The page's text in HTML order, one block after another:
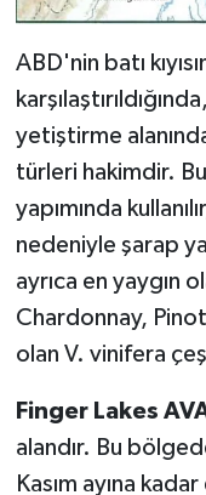
ABD'nin batı
yetiştirme
türleri hakimdir.
yapımında
nedeniyle şarap
ayrıca en yaygın
Chardonnay,
olan V. vinifera
Finger Lakes
alandır. Bu
Kasım ayına